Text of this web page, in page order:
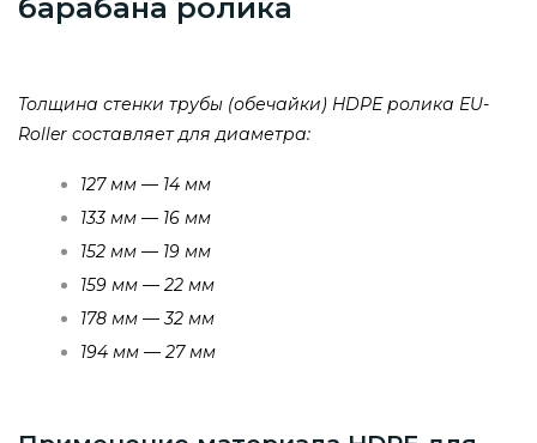
барабана ролика
Толщина стенки трубы (обечайки) HDPE ролика EU-
Roller составляет для диаметра:
127 мм — 14 мм
133 мм — 16 мм
152 мм — 19 мм
159 мм — 22 мм
178 мм — 32 мм
194 мм — 27 мм